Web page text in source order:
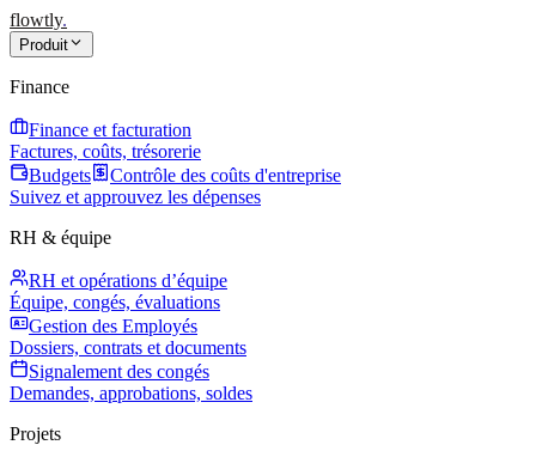
flowtly.
Produit
Finance
Finance et facturation
Factures, coûts, trésorerie
Budgets
Contrôle des coûts d'entreprise
Suivez et approuvez les dépenses
RH & équipe
RH et opérations d’équipe
Équipe, congés, évaluations
Gestion des Employés
Dossiers, contrats et documents
Signalement des congés
Demandes, approbations, soldes
Projets